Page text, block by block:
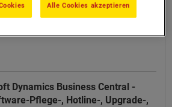
zum
Dynamics Business Central -
Pflege-, Hotline-, Upgrade-,
Alle Cookies akzeptieren